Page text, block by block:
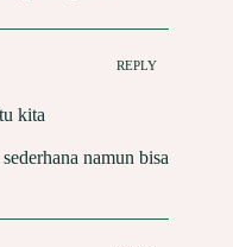
REPLY
kita
namun bisa